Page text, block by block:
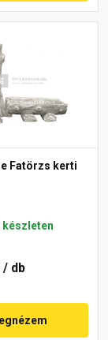
Fatörzs kerti
készleten
/ db